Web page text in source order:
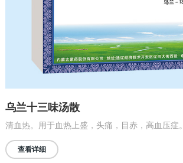
乌兰十三味汤散
清血热。用于血热上盛，头痛，目赤，高血压症。
查看详细